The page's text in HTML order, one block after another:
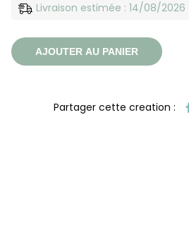
Livraison estimée : 14/08/
AJOUTER AU PANIER